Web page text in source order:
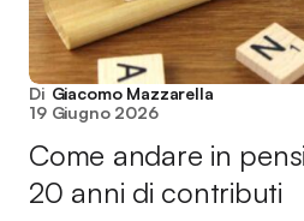
Di Giacomo Mazzarella
19 Giugno 2026
Come andare in
20 anni di contributi